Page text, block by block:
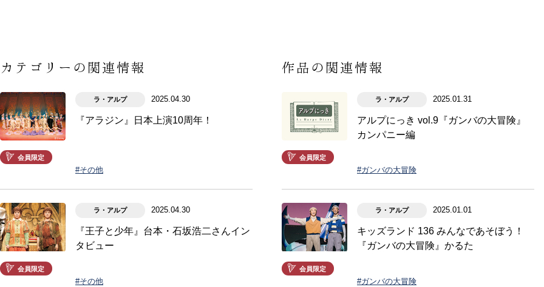
カテゴリーの関連情報
会員限定
ラ・アルプ 2025.04.30
『アラジン』日本上演10周年！
#その他
会員限定
ラ・アルプ 2025.04.30
『王子と少年』台本・石坂浩二さんイン
タビュー
#その他
作品の関連情報
会員限定
ラ・アルプ 2025.01.31
アルプにっき vol.9『ガンバの大冒険』
カンパニー編
#ガンバの大冒険
会員限定
ラ・アルプ 2025.01.01
キッズランド 136 みんなであそぼう！
『ガンバの大冒険』かるた
#ガンバの大冒険